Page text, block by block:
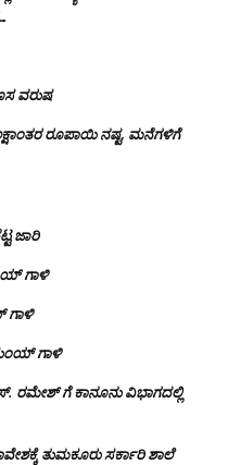
ವರುಷ
ರೂಪಾಯಿ ನಷ್ಟ, ಮನೆಗಳಿಗೆ
ಜಾರಿ
ಗಾಳಿ
ಗಾಳಿ
ಗಾಳಿ
ರಮೇಶ್ ಗೆ ಕಾನೂನು ವಿಭಾಗದಲ್ಲಿ
ತುಮಕೂರು ಸರ್ಕಾರಿ ಶಾಲೆ